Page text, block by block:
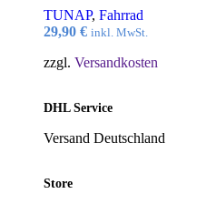
TUNAP, Fahrrad
29,90 € inkl. MwSt.
zzgl. Versandkosten
DHL Service
Versand Deutschland
Store